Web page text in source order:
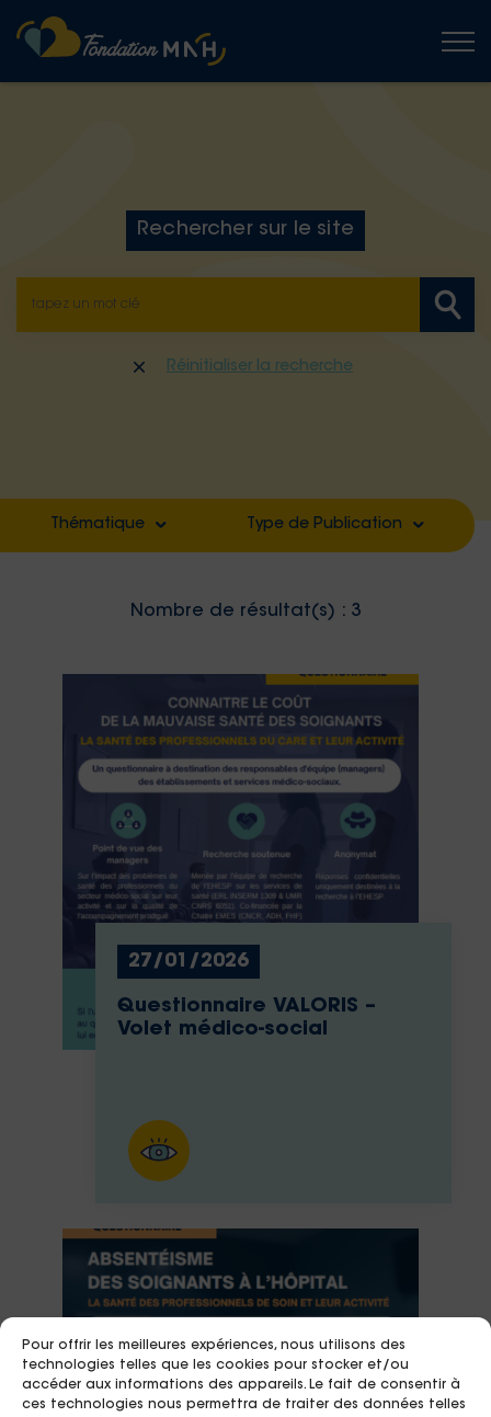
Pour offrir les meilleures expériences, nous utilisons des
technologies telles que les cookies pour stocker et/ou
accéder aux informations des appareils. Le fait de consentir à
ces technologies nous permettra de traiter des données telles
Rechercher sur le site
Réinitialiser la recherche
Thématique
Filter by
Type de Publication
Filter by
Filter by
Filter by
Filter by
Filter by
Nombre de résultat(s) : 3
27/01/2026
Questionnaire VALORIS –
Volet médico-social